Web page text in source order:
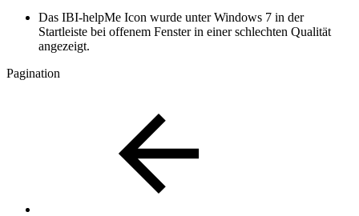
Das IBI-helpMe Icon wurde unter Windows 7 in der
Startleiste bei offenem Fenster in einer schlechten Qualität
angezeigt.
Pagination